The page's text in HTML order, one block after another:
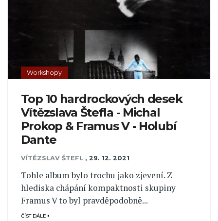
Workshopy
Top 10 hardrockových desek
Vítězslava Štefla - Michal
Prokop & Framus V - Holubí
Dante
VÍTĚZSLAV ŠTEFL , 29. 12. 2021
Tohle album bylo trochu jako zjevení. Z
hlediska chápání kompaktnosti skupiny
Framus V to byl pravděpodobně...
ČÍST DÁLE